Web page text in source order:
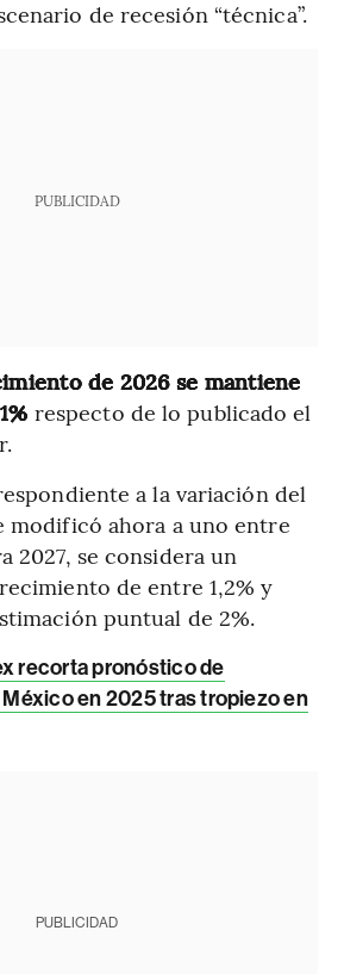
de recesión “técnica”.
PUBLICIDAD
de 2026 se mantiene
respecto de lo publicado el
a la variación del
modificó ahora a uno entre
2027, se considera un
de entre 1,2% y
puntual de 2%.
recorta pronóstico de
en 2025 tras tropiezo en
PUBLICIDAD